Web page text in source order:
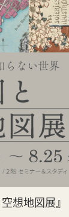
想地図展』